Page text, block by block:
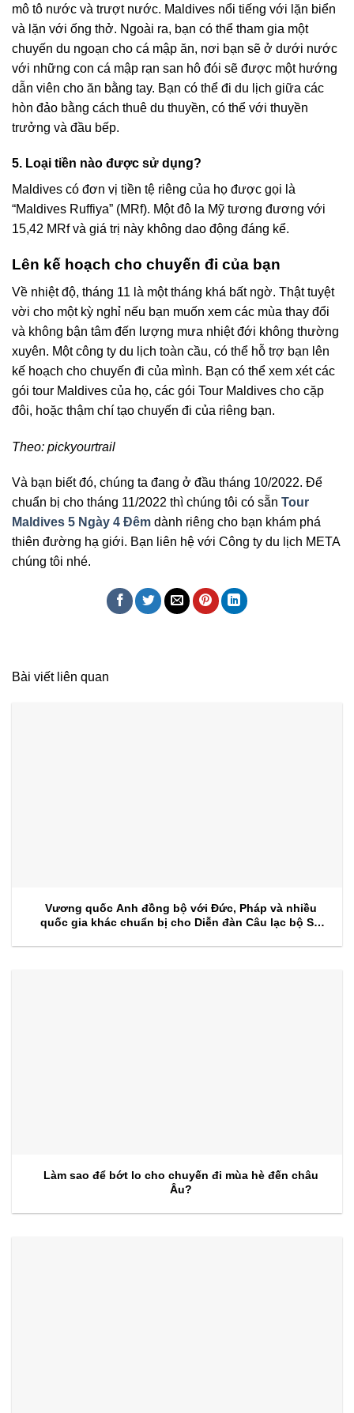
mô tô nước và trượt nước. Maldives nổi tiếng với lặn biển
và lặn với ống thở. Ngoài ra, bạn có thể tham gia một
chuyến du ngoạn cho cá mập ăn, nơi bạn sẽ ở dưới nước
với những con cá mập rạn san hô đói sẽ được một hướng
dẫn viên cho ăn bằng tay. Bạn có thể đi du lịch giữa các
hòn đảo bằng cách thuê du thuyền, có thể với thuyền
trưởng và đầu bếp.
5. Loại tiền nào được sử dụng?
Maldives có đơn vị tiền tệ riêng của họ được gọi là
“Maldives Ruffiya” (MRf). Một đô la Mỹ tương đương với
15,42 MRf và giá trị này không dao động đáng kể.
Lên kế hoạch cho chuyến đi của bạn
Về nhiệt độ, tháng 11 là một tháng khá bất ngờ. Thật tuyệt
vời cho một kỳ nghỉ nếu bạn muốn xem các mùa thay đổi
và không bận tâm đến lượng mưa nhiệt đới không thường
xuyên. Một công ty du lịch toàn cầu, có thể hỗ trợ bạn lên
kế hoạch cho chuyến đi của mình. Bạn có thể xem xét các
gói tour Maldives của họ, các gói Tour Maldives cho cặp
đôi, hoặc thậm chí tạo chuyến đi của riêng bạn.
Theo: pickyourtrail
Và bạn biết đó, chúng ta đang ở đầu tháng 10/2022. Để
chuẩn bị cho tháng 11/2022 thì chúng tôi có sẵn Tour
Maldives 5 Ngày 4 Đêm dành riêng cho bạn khám phá
thiên đường hạ giới. Bạn liên hệ với Công ty du lịch META
chúng tôi nhé.
Bài viết liên quan
Vương quốc Anh đồng bộ với Đức, Pháp và nhiều
quốc gia khác chuẩn bị cho Diễn đàn Câu lạc bộ Sự
Làm sao để bớt lo cho chuyến đi mùa hè đến châu
Âu?